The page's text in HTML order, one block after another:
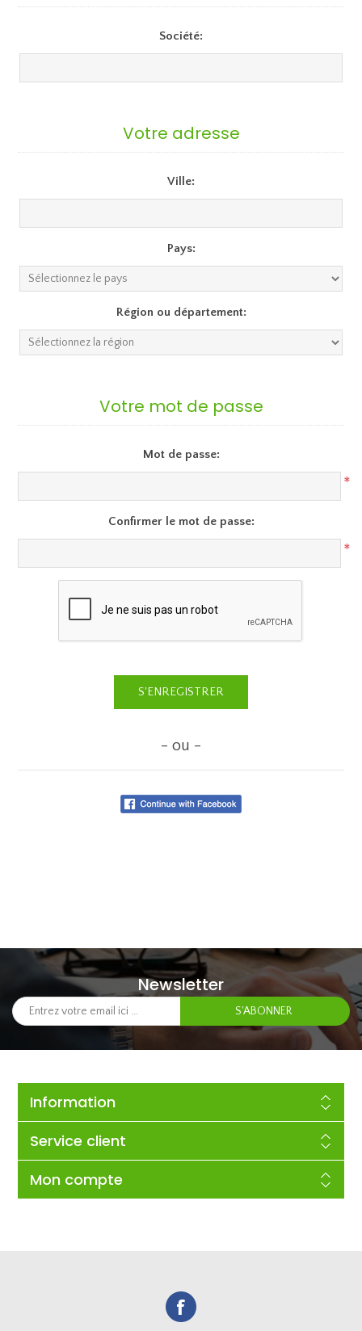
Société:
Votre adresse
Ville:
Pays:
Région ou département:
Votre mot de passe
Mot de passe:
*
Confirmer le mot de passe:
*
- ou -
Newsletter
Information
Service client
Mon compte